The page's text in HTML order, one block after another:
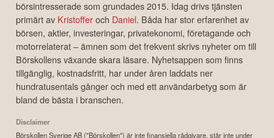
börsintresserade som grundades 2015. Idag drivs tjänsten
primärt av Kristofferoch Daniel. Båda har stor erfarenhet av
börsen, aktier, investeringar, privatekonomi, företagande och
motorrelaterat – ämnen som det frekvent skrivs nyheter om till
Börskollens växande skara läsare. Nyhetsappen som finns
tillgänglig, kostnadsfritt, har under åren laddats ner
hundratusentals gånger och med ett användarbetyg som är
bland de bästa i branschen.
Disclaimer
Börskollen Sverige AB ("Börskollen") är inte finansiella rådgivare, står inte under